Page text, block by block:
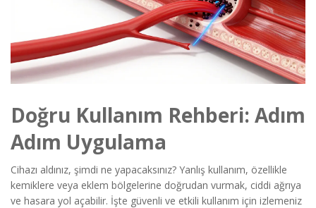
Doğru Kullanım Rehberi: Adım
Adım Uygulama
Cihazı aldınız, şimdi ne yapacaksınız? Yanlış kullanım, özellikle
kemiklere veya eklem bölgelerine doğrudan vurmak, ciddi ağrıya
ve hasara yol açabilir. İşte güvenli ve etkili kullanım için izlemeniz